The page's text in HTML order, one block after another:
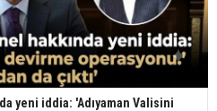
yeni iddia: 'Adıyaman Valisini